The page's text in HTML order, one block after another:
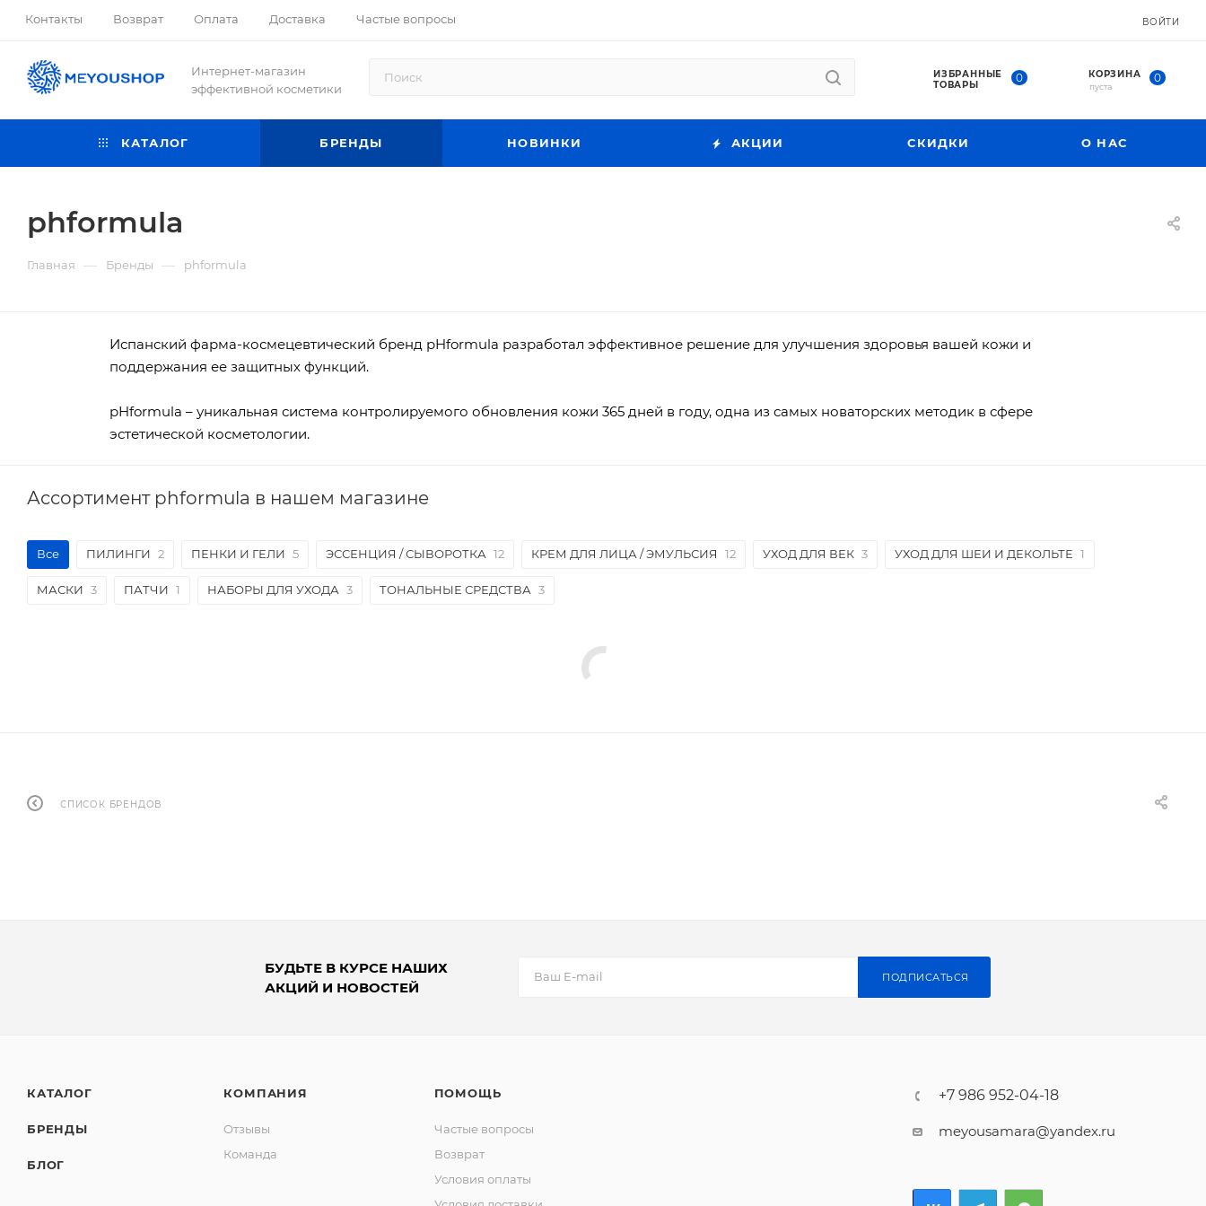
Контакты Возврат Оплата Доставка Частые вопросы ВОЙТИ
Интернет-магазин
эффективной косметики
ИЗБРАННЫЕ
ТОВАРЫ
0 КОРЗИНА 0
пуста
КАТАЛОГ БРЕНДЫ НОВИНКИ АКЦИИ СКИДКИ О НАС
phformula
Главная — Бренды — phformula
Испанский фарма-космецевтический бренд pHformula разработал эффективное решение для улучшения здоровья вашей кожи и
поддержания ее защитных функций.
pHformula – уникальная система контролируемого обновления кожи 365 дней в году, одна из самых новаторских методик в сфере
эстетической косметологии.
Ассортимент phformula в нашем магазине
Все ПИЛИНГИ 2 ПЕНКИ И ГЕЛИ 5 ЭССЕНЦИЯ / СЫВОРОТКА 12 КРЕМ ДЛЯ ЛИЦА / ЭМУЛЬСИЯ 12 УХОД ДЛЯ ВЕК 3 УХОД ДЛЯ ШЕИ И ДЕКОЛЬТЕ 1
МАСКИ 3 ПАТЧИ 1 НАБОРЫ ДЛЯ УХОДА 3 ТОНАЛЬНЫЕ СРЕДСТВА 3
СПИСОК БРЕНДОВ
БУДЬТЕ В КУРСЕ НАШИХ
АКЦИЙ И НОВОСТЕЙ
ПОДПИСАТЬСЯ
КАТАЛОГ
БРЕНДЫ
БЛОГ
КОМПАНИЯ
Отзывы
Команда
ПОМОЩЬ
Частые вопросы
Возврат
Условия оплаты
+7 986 952-04-18
meyousamara@yandex.ru